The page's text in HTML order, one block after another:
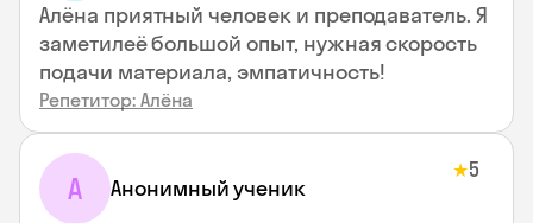
Алёна приятный человек и преподаватель. Я
заметилеё большой опыт, нужная скорость
подачи материала, эмпатичность!
Репетитор: Алёна
А Анонимный ученик
★5